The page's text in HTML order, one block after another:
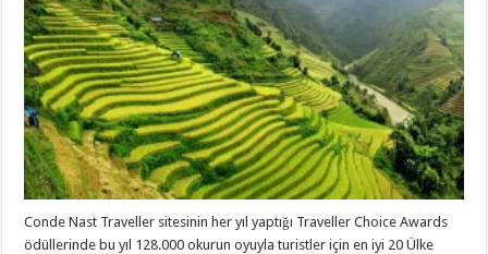
Conde Nast Traveller sitesinin her yıl yaptığı Traveller Choice Awards
ödüllerinde bu yıl 128.000 okurun oyuyla turistler için en iyi 20 Ülke